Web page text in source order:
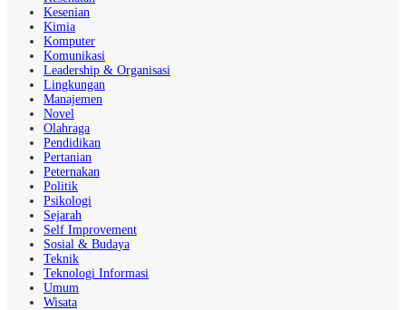
Kesenian
Kimia
Komputer
Komunikasi
Leadership & Organisasi
Lingkungan
Manajemen
Novel
Olahraga
Pendidikan
Pertanian
Peternakan
Politik
Psikologi
Sejarah
Self Improvement
Sosial & Budaya
Teknik
Teknologi Informasi
Umum
Wisata